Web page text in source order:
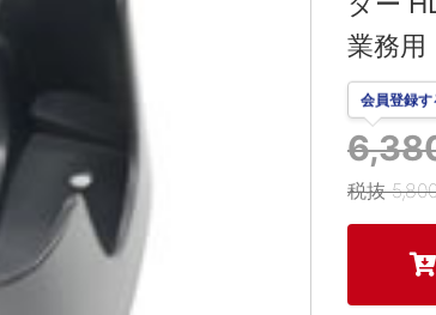
業務用
会員登録す
税抜